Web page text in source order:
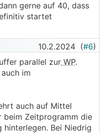
gerne auf 40, dass
startet
10.2.2024 (#6)
parallel zur WP.
im
auch auf Mittel
beim Zeitprogramm die
Bei Niedrig